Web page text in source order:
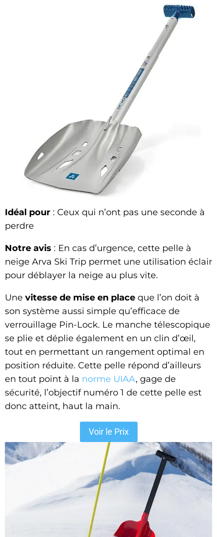
Idéal pour : Ceux qui n’ont pas une seconde à
perdre
Notre avis : En cas d’urgence, cette pelle à
neige Arva Ski Trip permet une utilisation éclair
pour déblayer la neige au plus vite.
Une vitesse de mise en place que l’on doit à
son système aussi simple qu’efficace de
verrouillage Pin-Lock. Le manche télescopique
se plie et déplie également en un clin d’œil,
tout en permettant un rangement optimal en
position réduite. Cette pelle répond d’ailleurs
en tout point à la norme UIAA, gage de
sécurité, l’objectif numéro 1 de cette pelle est
donc atteint, haut la main.
Voir le Prix